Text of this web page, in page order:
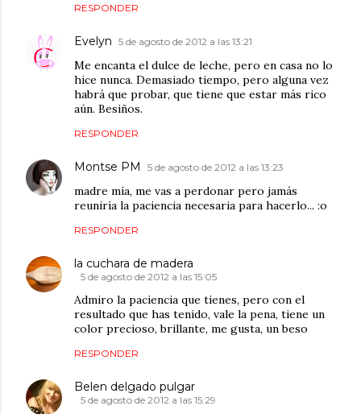
RESPONDER
Evelyn 5 de agosto de 2012 a las 13:21
Me encanta el dulce de leche, pero en casa no lo
hice nunca. Demasiado tiempo, pero alguna vez
habrá que probar, que tiene que estar más rico
aún. Besiños.
RESPONDER
Montse PM 5 de agosto de 2012 a las 13:23
madre mía, me vas a perdonar pero jamás
reuniría la paciencia necesaria para hacerlo... :o
RESPONDER
la cuchara de madera
5 de agosto de 2012 a las 15:05
Admiro la paciencia que tienes, pero con el
resultado que has tenido, vale la pena, tiene un
color precioso, brillante, me gusta, un beso
RESPONDER
Belen delgado pulgar
5 de agosto de 2012 a las 15:29